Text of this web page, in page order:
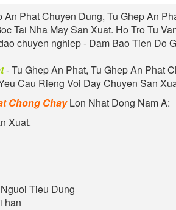
An PhatChuyen Dung, Tu Ghep An
Tai Nha May San Xuat. Ho Tro Tu
chuyen nghiep - Dam Bao Tien
- Tu Ghep An Phat, Tu Ghep An Phat
Cau Rieng Voi Day Chuyen San
Chong ChayLon Nhat Dong Nam A:
Xuat.
Tieu Dung
han